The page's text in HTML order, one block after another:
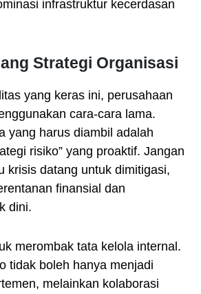
infrastruktur kecerdasan
Strategi Organisasi
yang keras ini, perusahaan
cara-cara lama.
yang harus diambil adalah
risiko” yang proaktif. Jangan
krisis datang untuk dimitigasi,
finansial dan
dini.
merombak tata kelola internal.
tidak boleh hanya menjadi
melainkan kolaborasi